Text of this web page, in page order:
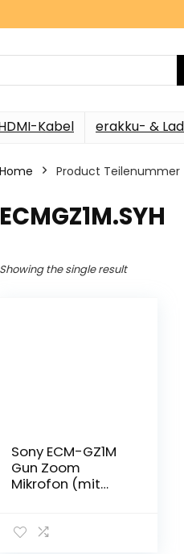
Kabel erakku- &
Home Product Teilenummer
‎ECMGZ1M.SYH
Showing the single result
Sony ECM-GZ1M
Gun Zoom
Mikrofon (mit
geeignet für